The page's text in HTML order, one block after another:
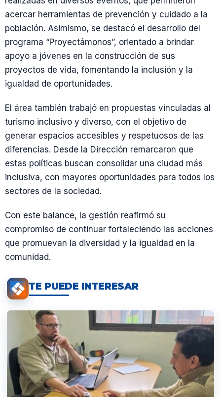
acercar herramientas de prevención y cuidado a la
población. Asimismo, se destacó el desarrollo del
programa “Proyectámonos”, orientado a brindar
apoyo a jóvenes en la construcción de sus
proyectos de vida, fomentando la inclusión y la
igualdad de oportunidades.
El área también trabajó en propuestas vinculadas al
turismo inclusivo y diverso, con el objetivo de
generar espacios accesibles y respetuosos de las
diferencias. Desde la Dirección remarcaron que
estas políticas buscan consolidar una ciudad más
inclusiva, con mayores oportunidades para todos los
sectores de la sociedad.
Con este balance, la gestión reafirmó su
compromiso de continuar fortaleciendo las acciones
que promuevan la diversidad y la igualdad en la
comunidad.
TE PUEDE INTERESAR